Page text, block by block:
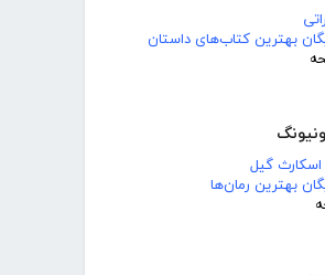
بهترین کتاب‌های داستان
اسکارث گیل
بهترین رمان‌ها